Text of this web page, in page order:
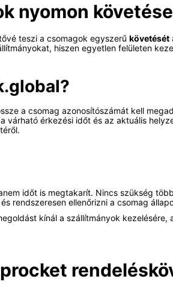
nyomon
teszi a csomagok egyszerű követését
hiszen egyetlen felületen
a csomag azonosítószámát kell
várható érkezési időt és az aktuális
időt is megtakarít. Nincs szükség
rendszeresen ellenőrizni a csomag
kínál a szállítmányok